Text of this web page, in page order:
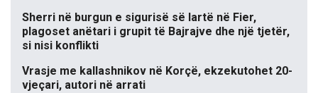
Sherri në burgun e sigurisë së lartë në Fier,
plagoset anëtari i grupit të Bajrajve dhe një tjetër,
si nisi konflikti
Vrasje me kallashnikov në Korçë, ekzekutohet 20-
vjeçari, autori në arrati